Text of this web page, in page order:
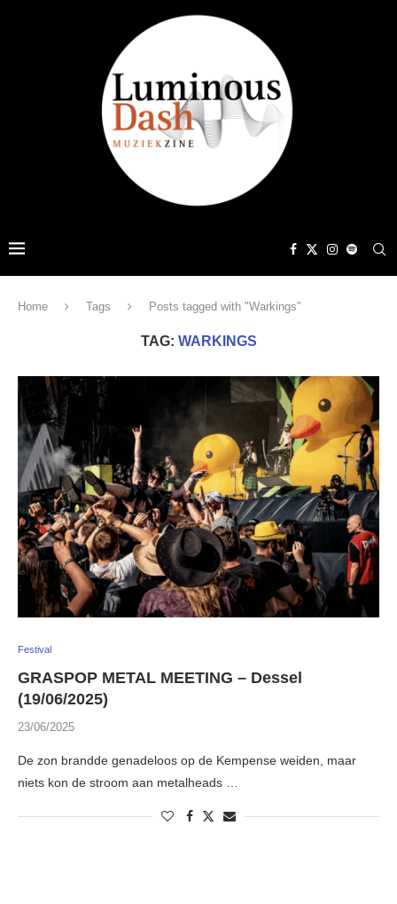
Home Tags Posts tagged with "Warkings"
TAG: WARKINGS
Festival
GRASPOP METAL MEETING – Dessel
(19/06/2025)
23/06/2025
De zon brandde genadeloos op de Kempense weiden, maar
niets kon de stroom aan metalheads …